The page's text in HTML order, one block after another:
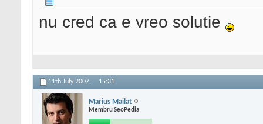
nu cred ca e vreo solutie
11th July 2007, 15:31
Marius Mailat
Membru SeoPedia